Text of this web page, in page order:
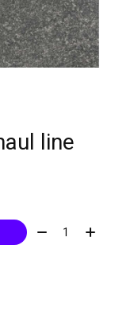
line
Quantità: